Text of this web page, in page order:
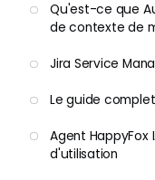
Qu'est-ce que
de contexte de
Jira Service
Le guide
Agent
d'utilisation